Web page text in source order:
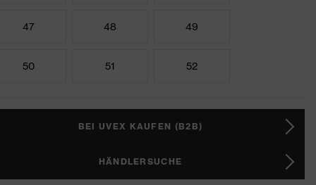
47 48 49
50 51 52
BEI UVEX KAUFEN (B2B)
HÄNDLERSUCHE